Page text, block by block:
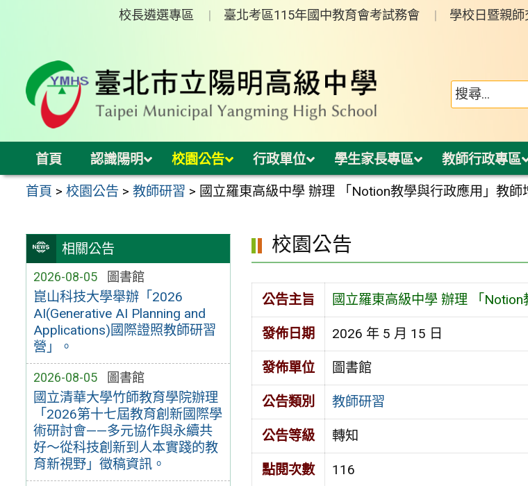
校長遴選專區 臺北考區115年國中教育會考試務會 學校日暨親師
首頁 認識陽明 校園公告 行政單位 學生家長專區 教師行政專區
首頁 >校園公告 >教師研習 > 國立羅東高級中學 辦理 「Notion教學與行政應用」教師
相關公告
2026-08-05 圖書館
崑山科技大學舉辦「2026
AI(Generative AI Planning and
Applications)國際證照教師研習
營」。
2026-08-05 圖書館
國立清華大學竹師教育學院辦理
「2026第十七屆教育創新國際學
術研討會——多元協作與永續共
好～從科技創新到人本實踐的教
育新視野」徵稿資訊。
校園公告
公告主旨 國立羅東高級中學 辦理 「
發佈日期 2026 年 5 月 15 日
發佈單位 圖書館
公告類別 教師研習
公告等級 轉知
點閱次數 116